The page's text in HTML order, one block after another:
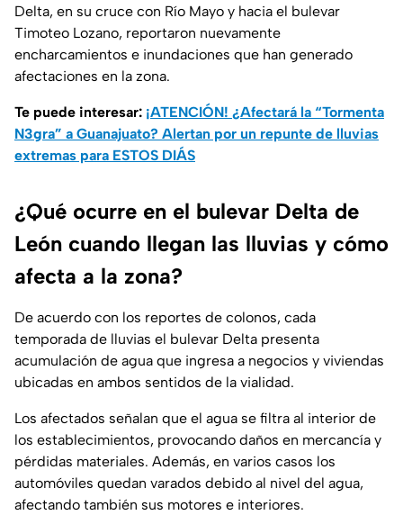
Delta, en su cruce con Río Mayo y hacia el bulevar
Timoteo Lozano, reportaron nuevamente
encharcamientos e inundaciones que han generado
afectaciones en la zona.
Te puede interesar: ¡ATENCIÓN! ¿Afectará la “Tormenta
N3gra” a Guanajuato? Alertan por un repunte de lluvias
extremas para ESTOS DIÁS
¿Qué ocurre en el bulevar Delta de
León cuando llegan las lluvias y cómo
afecta a la zona?
De acuerdo con los reportes de colonos, cada
temporada de lluvias el bulevar Delta presenta
acumulación de agua que ingresa a negocios y viviendas
ubicadas en ambos sentidos de la vialidad.
Los afectados señalan que el agua se filtra al interior de
los establecimientos, provocando daños en mercancía y
pérdidas materiales. Además, en varios casos los
automóviles quedan varados debido al nivel del agua,
afectando también sus motores e interiores.